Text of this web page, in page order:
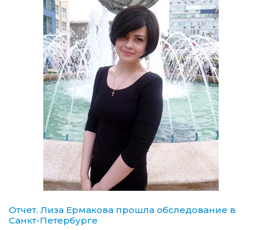
Отчет. Лиза Ермакова прошла обследование в
Санкт-Петербурге